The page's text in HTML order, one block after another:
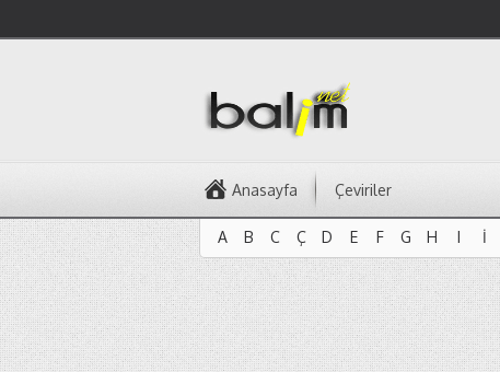
Anasayfa Çeviriler
A B C Ç D E F G H I İ
A
B C Ç D E F G H I İ